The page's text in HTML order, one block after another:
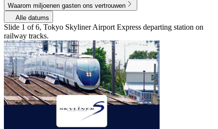
Waarom miljoenen gasten ons vertrouwen
Alle datums
Slide 1 of 6, Tokyo Skyliner Airport Express departing station on
railway tracks.